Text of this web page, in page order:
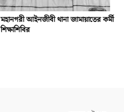
মহানগরী আইনজীবী থানা জামায়াতের কর্মী
শিক্ষাশিবির